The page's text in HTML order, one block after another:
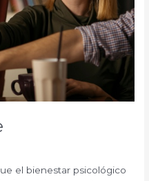
el bienestar psicológico